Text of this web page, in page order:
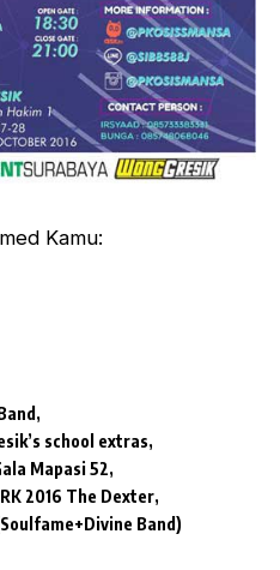
Kamu:
school extras
Mapasi 52
2016 The Dexter
Band)